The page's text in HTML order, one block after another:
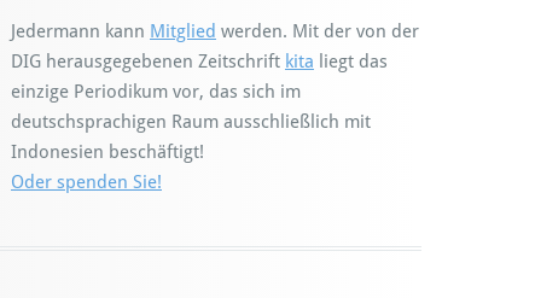
Jedermann kann Mitglied werden. Mit der von der
DIG herausgegebenen Zeitschrift kita liegt das
einzige Periodikum vor, das sich im
deutschsprachigen Raum ausschließlich mit
Indonesien beschäftigt!
Oder spenden Sie!